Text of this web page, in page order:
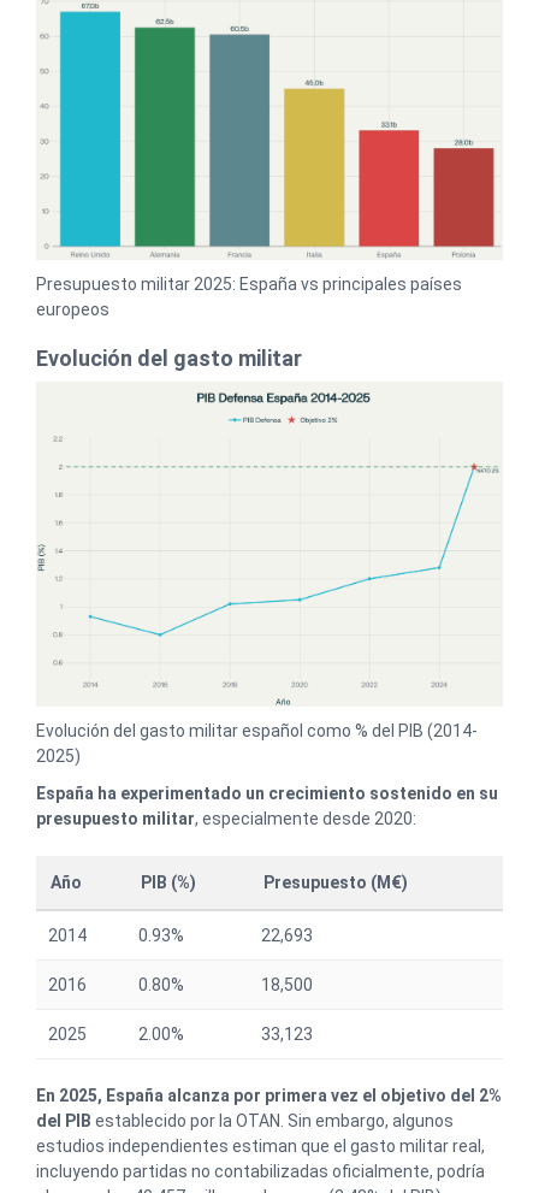
Presupuesto militar 2025: España vs principales países
europeos
Evolución del gasto militar
Evolución del gasto militar español como % del PIB (2014-
2025)
España ha experimentado un crecimiento sostenido en su
presupuesto militar, especialmente desde 2020:
Año PIB (%) Presupuesto (M€)
2014 0.93% 22,693
2016 0.80% 18,500
2025 2.00% 33,123
En 2025, España alcanza por primera vez el objetivo del 2%
del PIB establecido por la OTAN. Sin embargo, algunos
estudios independientes estiman que el gasto militar real,
incluyendo partidas no contabilizadas oficialmente, podría